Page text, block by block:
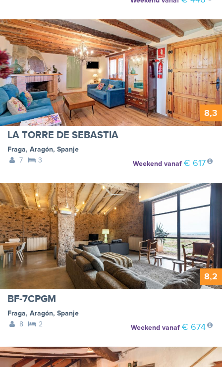
8,3
LA TORRE DE SEBASTIA
Fraga, Aragón, Spanje
7
3 Weekendvanaf € 617
8,2
BF-7CPGM
Fraga, Aragón, Spanje
8
2 Weekendvanaf € 674